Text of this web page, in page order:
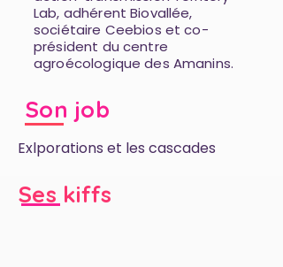
Lab, adhérent Biovallée,
sociétaire Ceebios et co-
président du centre
agroécologique des Amanins.
Son job
Exlporations et les cascades
Ses kiffs